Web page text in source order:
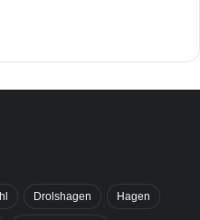
Drolshagen Hagen